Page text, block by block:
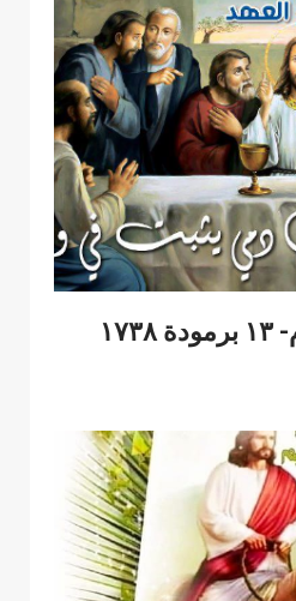
الخميس ٢١-٤-٢٠٢٢م- ١٣ برمودة ١٧٣٨